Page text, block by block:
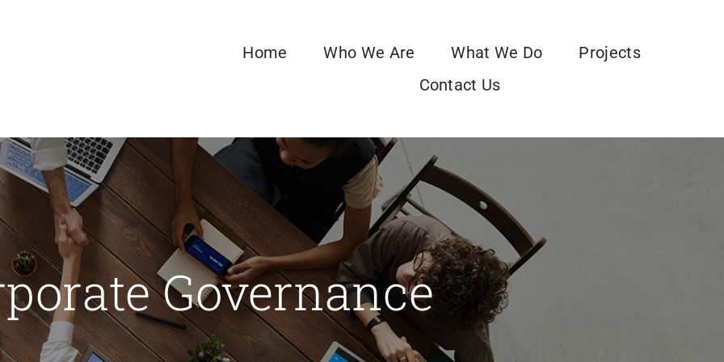
Home Who We Are What We Do
Projects
Contact Us
Governance